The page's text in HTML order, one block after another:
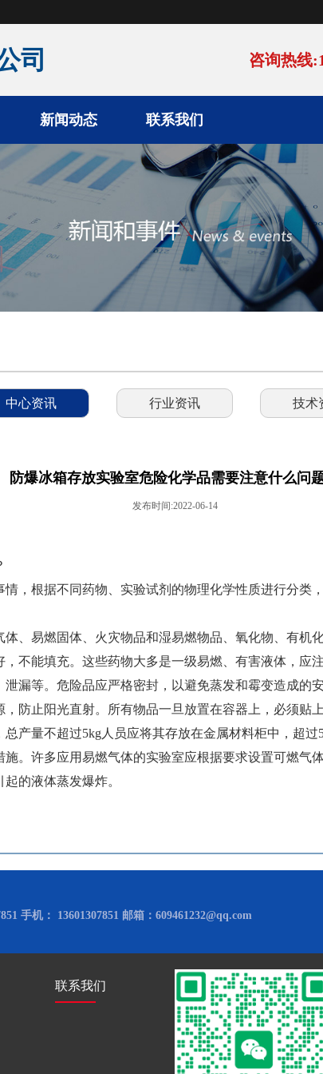
司 咨询热线
新闻动态 联系我们
中心资讯 行业资讯 技术
防爆冰箱存放实验室危险化学品需要注意什么问
发布时间:2022-06-14
，根据不同药物、实验试剂的物理化学性质进行分类
、易燃固体、火灾物品和湿易燃物品、氧化物、有机
不能填充。这些药物大多是一级易燃、有害液体，应
漏等。危险品应严格密封，以避免蒸发和霉变造成的安
防止阳光直射。所有物品一旦放置在容器上，必须贴
产量不超过5kg人员应将其存放在金属材料柜中，超过
。许多应用易燃气体的实验室应根据要求设置可燃气
的液体蒸发爆炸。
手机： 13601307851 邮箱：609461232@qq.com
联系我们